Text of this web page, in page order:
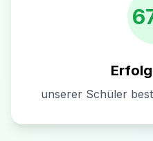
unserer Schüler